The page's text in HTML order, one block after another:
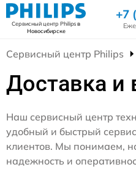
Сервисный центр Philipsв
Новосибирске
+7
Сервисный центр Philips
Доставка и
Наш сервисный центр
удобный и быстрый
клиентов. Мы понимаем,
надежность и